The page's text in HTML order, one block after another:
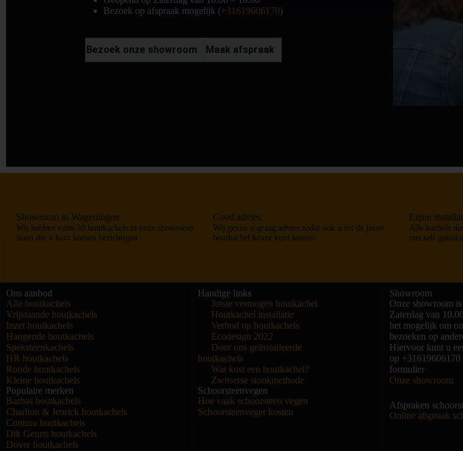
Bezoek op afspraak mogelijk (+31619606170)
Bezoek onze showroom Maak afspraak
Showroom in Wageningen
Wij hebben ruim 50 houtkachels in onze showroom
staan die u kunt komen bezichtigen.
Goed advies
Wij geven u graag advies zodat ook u tot de juiste
houtkachel keuze kunt komen.
Eigen
Alle kachels
ons zelf
Ons aanbod
Alle houtkachels
Vrijstaande houtkachels
Inzet houtkachels
Hangende houtkachels
Speksteenkachels
HR houtkachels
Ronde houtkachels
Kleine houtkachels
Populaire merken
Barbas houtkachels
Charlton & Jenrick houtkachels
Contura houtkachels
Dik Geurts houtkachels
Dovre houtkachels
Handige links
Juiste vermogen houtkachel
Houtkachel installatie
Verbod op houtkachels
Ecodesign 2022
Door ons geïnstalleerde
houtkachels
Wat kost een houtkachel?
Zwitserse stookmethode
Schoorsteenvegen
Hoe vaak schoorsteen vegen
Schoorsteenveger kosten
Showroom
Onze showroom
Zaterdag van
het mogelijk om
bezoeken op
Hiervoor kunt u
op
formulier
Onze showroom
Afspraken
Online afspraak